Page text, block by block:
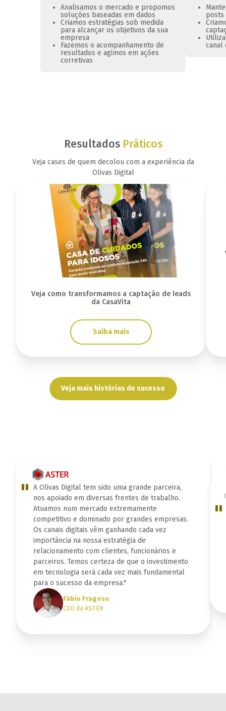
Analisamos o mercado e propomos
soluções baseadas em dados
Criamos estratégias sob medida
para alcançar os objetivos da sua
empresa
Fazemos o acompanhamento de
resultados e agimos em ações
corretivas
posts
canal
Resultados Práticos
Veja cases de quem decolou com a experiência da
Olivas Digital
Veja como transformamos a captação de leads
da CasaVita
Saiba mais
Veja mais histórias de sucesso
" A Olivas Digital tem sido uma grande parceira,
nos apoiado em diversas frentes de trabalho.
Atuamos num mercado extremamente
competitivo e dominado por grandes empresas.
Os canais digitais vêm ganhando cada vez
importância na nossa estratégia de
relacionamento com clientes, funcionários e
parceiros. Temos certeza de que o investimento
em tecnologia será cada vez mais fundamental
para o sucesso da empresa."
Fábio Fragoso
CEO da ASTER
"